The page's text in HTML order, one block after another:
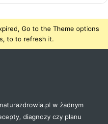
Go to the Theme options
to to refresh it.
w żadnym
diagnozy czy planu